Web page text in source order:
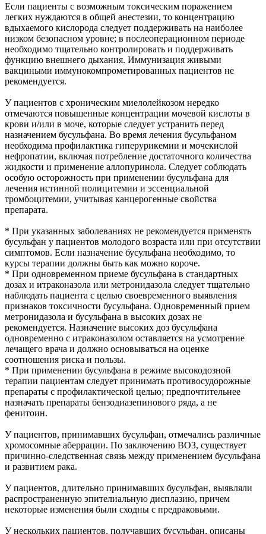
Если пациенты с возможным токсическим поражением
легких нуждаются в общей анестезии, то концентрацию
вдыхаемого кислорода следует поддерживать на наиболее
низком безопасном уровне; в послеоперационном периоде
необходимо тщательно контролировать и поддерживать
функцию внешнего дыхания. Иммунизация живыми
вакциными иммунокомпрометированных пациентов не
рекомендуется.
У пациентов с хроническим миелолейкозом нередко
отмечаются повышенные концентрации мочевой кислоты в
крови и/или в моче, которые следует устранить перед
назначением бусульфана. Во время лечения бусульфаном
необходима профилактика гиперурикемии и мочекислой
нефропатии, включая потребление достаточного количества
жидкости и применение аллопуринола. Следует соблюдать
особую осторожность при применении бусульфана для
лечения истинной полицитемии и эссенциальной
тромбоцитемии, учитывая канцерогенные свойства
препарата.
* При указанных заболеваниях не рекомендуется применять
бусульфан у пациентов молодого возраста или при отсутствии
симптомов. Если назначение бусульфана необходимо, то
курсы терапии должны быть как можно короче.
* При одновременном приеме бусульфана в стандартных
дозах и итраконазола или метронидазола следует тщательно
наблюдать пациента с целью своевременного выявления
признаков токсичности бусульфана. Одновременный прием
метронидазола и бусульфана в высоких дозах не
рекомендуется. Назначение высоких доз бусульфана
одновременно с итраконазолом оставляется на усмотрение
лечащего врача и должно основываться на оценке
соотношения риска и пользы.
* При применении бусульфана в режиме высокодозной
терапии пациентам следует принимать противосудорожные
препараты с профилактической целью; предпочтительнее
назначать препараты бензодиазепинового ряда, а не
фенитоин.
У пациентов, принимавших бусульфан, отмечались различные
хромосомные аберрации. По заключению ВОЗ, существует
причинно-следственная связь между применением бусульфана
и развитием рака.
У пациентов, длительно принимавших бусульфан, выявляли
распространенную эпителиальную дисплазию, причем
некоторые изменения были сходны с предраковыми.
У нескольких пациентов, получавших бусульфан, описаны